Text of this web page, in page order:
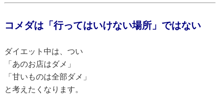
コメダは「行ってはいけない場所」ではない
ダイエット中は、つい
「あのお店はダメ」
「甘いものは全部ダメ」
と考えたくなります。